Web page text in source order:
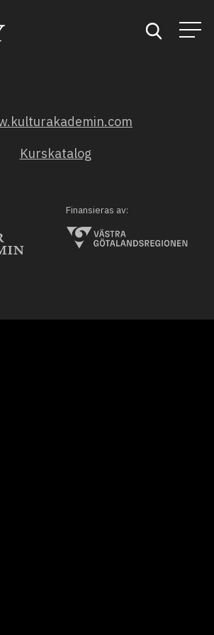
Kategorier
Kurskatalog
Finansieras av: